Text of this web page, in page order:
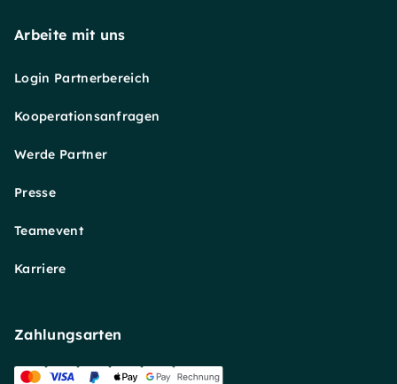
Arbeite mit uns
Login Partnerbereich
Kooperationsanfragen
Werde Partner
Presse
Teamevent
Karriere
Zahlungsarten